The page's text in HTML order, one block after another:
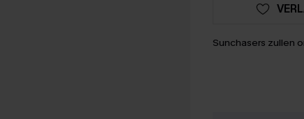
Sunchasers zullen